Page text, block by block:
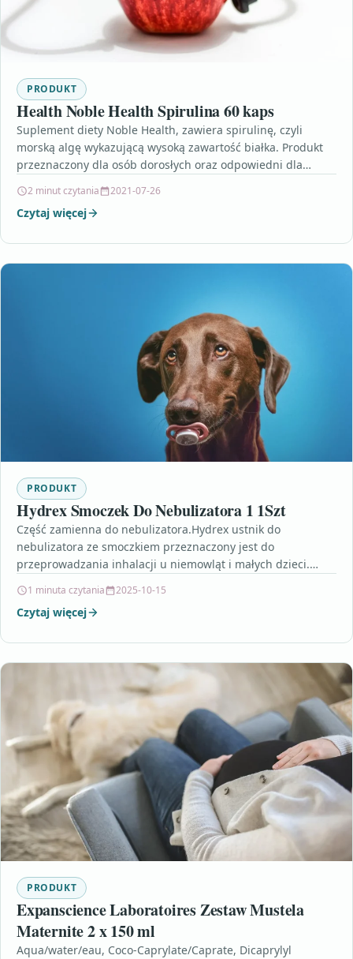
PRODUKT
Health Noble Health Spirulina 60 kaps
Suplement diety Noble Health, zawiera spirulinę, czyli
morską algę wykazującą wysoką zawartość białka. Produkt
przeznaczony dla osób dorosłych oraz odpowiedni dla
2 minut czytania 2021-07-26
Czytaj więcej
PRODUKT
Hydrex Smoczek Do Nebulizatora 1 1Szt
Część zamienna do nebulizatora.Hydrex ustnik do
nebulizatora ze smoczkiem przeznaczony jest do
przeprowadzania inhalacji u niemowląt i małych dzieci.
1 minuta czytania 2025-10-15
Czytaj więcej
PRODUKT
Expanscience Laboratoires Zestaw Mustela
Maternite 2 x 150 ml
Aqua/water/eau, Coco-Caprylate/Caprate, Dicaprylyl